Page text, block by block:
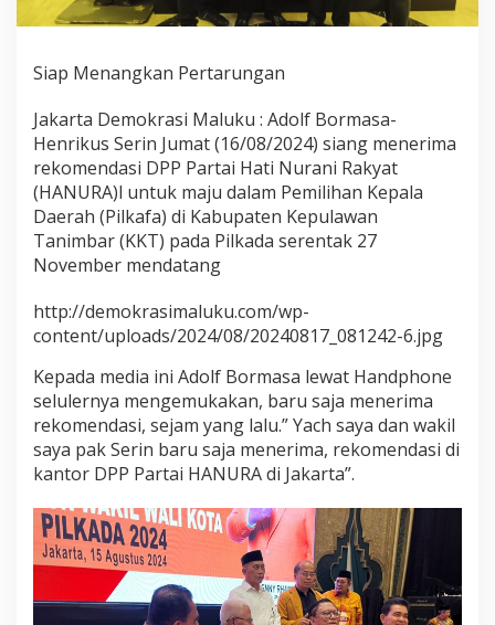
e
k
m
n
d
a
s
i
D
P
H
n
u
a
Siap Menangkan Pertarungan
Jakarta Demokrasi Maluku : Adolf Bormasa-
Henrikus Serin Jumat (16/08/2024) siang menerima
rekomendasi DPP Partai Hati Nurani Rakyat
(HANURA)l untuk maju dalam Pemilihan Kepala
Daerah (Pilkafa) di Kabupaten Kepulawan
Tanimbar (KKT) pada Pilkada serentak 27
November mendatang
http://demokrasimaluku.com/wp-
content/uploads/2024/08/20240817_081242-6.jpg
Kepada media ini Adolf Bormasa lewat Handphone
selulernya mengemukakan, baru saja menerima
rekomendasi, sejam yang lalu.” Yach saya dan wakil
saya pak Serin baru saja menerima, rekomendasi di
kantor DPP Partai HANURA di Jakarta”.